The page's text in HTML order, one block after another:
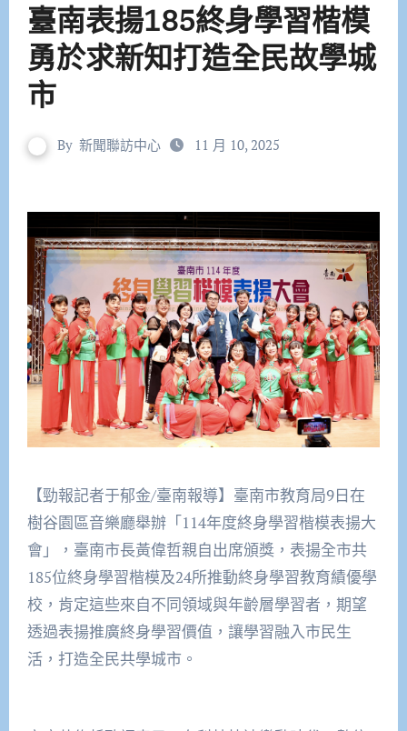
臺南表揚185終身學習楷模
勇於求新知打造全民故學城
市
By 新聞聯訪中心 11 月 10, 2025
【勁報記者于郁金/臺南報導】臺南市教育局9日在
樹谷園區音樂廳舉辦「114年度終身學習楷模表揚大
會」，臺南市長黃偉哲親自出席頒獎，表揚全市共
185位終身學習楷模及24所推動終身學習教育績優學
校，肯定這些來自不同領域與年齡層學習者，期望
透過表揚推廣終身學習價值，讓學習融入市民生
活，打造全民共學城市。